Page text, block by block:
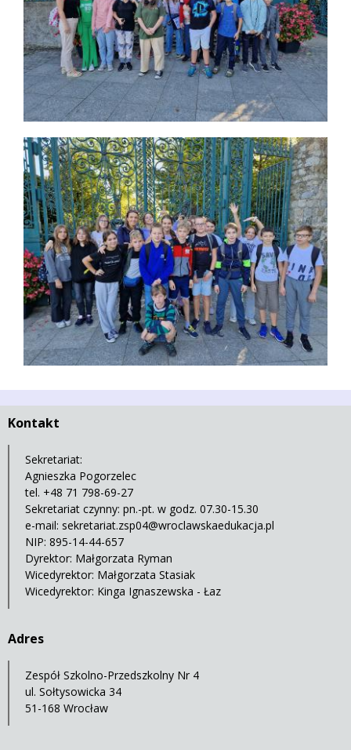
Kontakt
Sekretariat:
Agnieszka Pogorzelec
tel. +48 71 798-69-27
Sekretariat czynny: pn.-pt. w godz. 07.30-15.30
e-mail: sekretariat.zsp04@wroclawskaedukacja.pl
NIP: 895-14-44-657
Dyrektor: Małgorzata Ryman
Wicedyrektor: Małgorzata Stasiak
Wicedyrektor: Kinga Ignaszewska - Łaz
Adres
Zespół Szkolno-Przedszkolny Nr 4
ul. Sołtysowicka 34
51-168 Wrocław